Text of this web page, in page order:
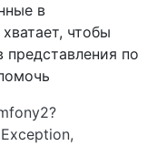
в
чтобы
по